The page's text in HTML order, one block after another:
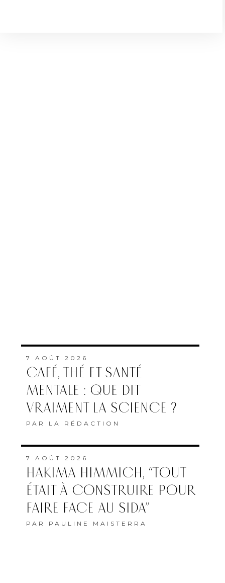
7 AOÛT 2026
CAFÉ, THÉ ET SANTÉ
MENTALE : QUE DIT
VRAIMENT LA SCIENCE ?
PAR LA RÉDACTION
7 AOÛT 2026
HAKIMA HIMMICH, “TOUT
ÉTAIT À CONSTRUIRE POUR
FAIRE FACE AU SIDA”
PAR PAULINE MAISTERRA